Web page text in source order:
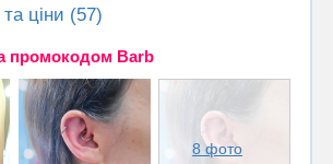
ціни (57)
промокодом Barb
8 фото